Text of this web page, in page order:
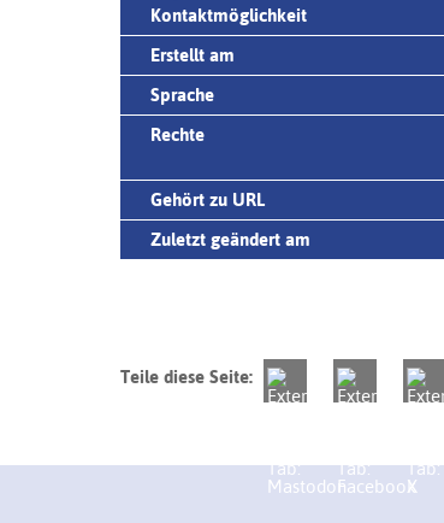
Kontaktmöglichkeit
Erstellt am
Sprache
Rechte
Gehört zu URL
Zuletzt geändert am
Teile diese Seite: